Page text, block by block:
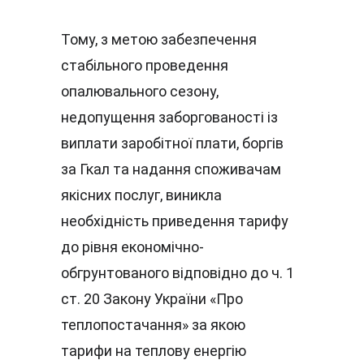
Тому, з метою забезпечення
стабільного проведення
опалювального сезону,
недопущення заборгованості із
виплати заробітної плати, боргів
за Гкал та надання споживачам
якісних послуг, виникла
необхідність приведення тарифу
до рівня економічно-
обгрунтованого відповідно до ч. 1
ст. 20 Закону України «Про
теплопостачання» за якою
тарифи на теплову енергію